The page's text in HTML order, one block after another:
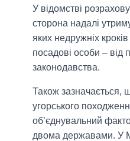
У відомстві
сторона надалі
яких недружніх
посадові особи – від
законодавства.
Також зазначається,
угорського
об’єднувальний
двома державами. У